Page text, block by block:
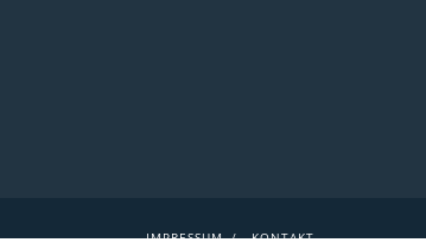
IMPRESSUM KONTAKT